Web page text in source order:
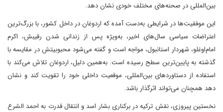
بین‌المللی در صحنه‌های مختلف خودی نشان دهد.
این موفقیت‌ها در شرایطی به‌دست آمده که اردوغان در داخل کشور، با بزرگ‌ترین
اعتراضات سیاسی سال‌های اخیر، به‌ویژه پس از زندانی شدن رقیبش، اکرم
امام‌اوغلو، شهردار استانبول، مواجه است و گفته می‌شود محبوبیتش در مقایسه با
گذشته به پایین‌ترین سطح رسیده است. به‌همین دلیل، اردوغان تلاش می‌کند با
استفاده از دستاوردهای بین‌المللی، موقعیت داخلی خود را تقویت کند و نشان
دهد همچنان می‌تواند اثرگذار باشد.
نخستین پیروزی، نقش ترکیه در برکناری بشار اسد و انتقال قدرت به احمد الشرع